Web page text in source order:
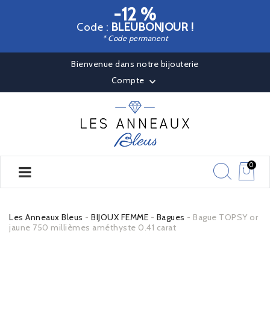
-12 %
Code : BLEUBONJOUR !
* Code permanent
Bienvenue dans notre bijouterie
Compte 
0
Les Anneaux Bleus BIJOUX FEMME Bagues
Bague TOPSY or
jaune 750 millièmes améthyste 0.41 carat